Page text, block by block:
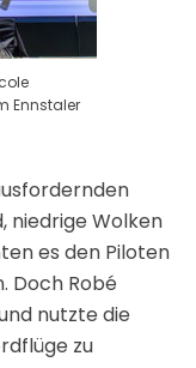
Ennstaler
niedrige Wolken
es den Piloten
Doch Robé
nutzte die
zu